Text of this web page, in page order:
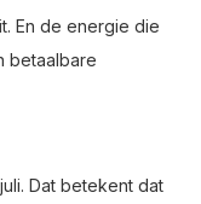
En de energie die
betaalbare
Dat betekent dat